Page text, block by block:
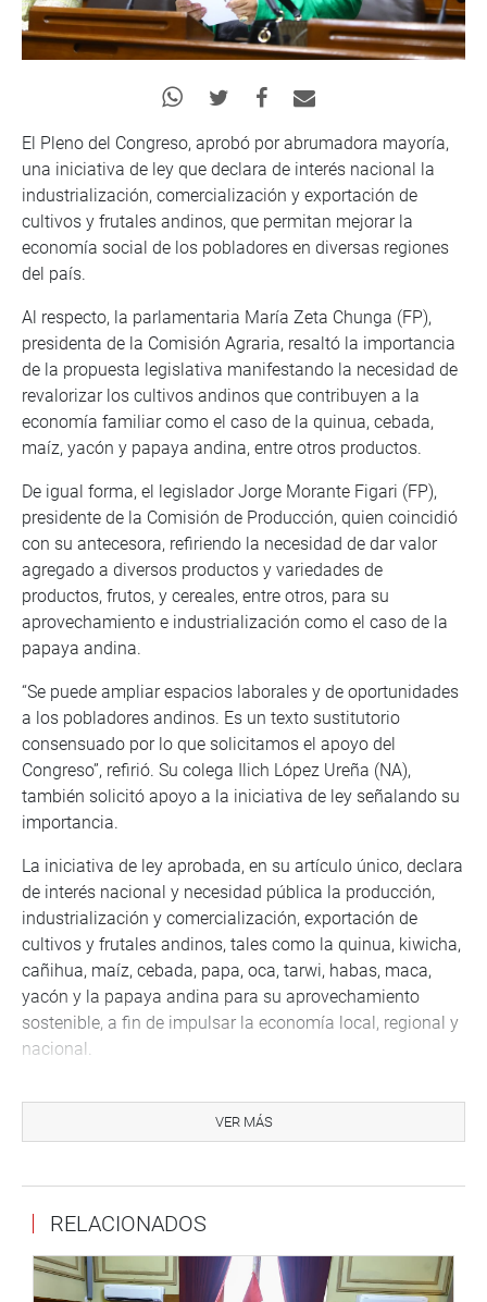
El Pleno del Congreso, aprobó por abrumadora mayoría,
una iniciativa de ley que declara de interés nacional la
industrialización, comercialización y exportación de
cultivos y frutales andinos, que permitan mejorar la
economía social de los pobladores en diversas regiones
del país.
Al respecto, la parlamentaria María Zeta Chunga (FP),
presidenta de la Comisión Agraria, resaltó la importancia
de la propuesta legislativa manifestando la necesidad de
revalorizar los cultivos andinos que contribuyen a la
economía familiar como el caso de la quinua, cebada,
maíz, yacón y papaya andina, entre otros productos.
De igual forma, el legislador Jorge Morante Figari (FP),
presidente de la Comisión de Producción, quien coincidió
con su antecesora, refiriendo la necesidad de dar valor
agregado a diversos productos y variedades de
productos, frutos, y cereales, entre otros, para su
aprovechamiento e industrialización como el caso de la
papaya andina.
“Se puede ampliar espacios laborales y de oportunidades
a los pobladores andinos. Es un texto sustitutorio
consensuado por lo que solicitamos el apoyo del
Congreso”, refirió. Su colega Ilich López Ureña (NA),
también solicitó apoyo a la iniciativa de ley señalando su
importancia.
La iniciativa de ley aprobada, en su artículo único, declara
de interés nacional y necesidad pública la producción,
industrialización y comercialización, exportación de
cultivos y frutales andinos, tales como la quinua, kiwicha,
cañihua, maíz, cebada, papa, oca, tarwi, habas, maca,
yacón y la papaya andina para su aprovechamiento
sostenible, a fin de impulsar la economía local, regional y
nacional.
aprobado por mayoría con 112 votos a favor, cero en
contra y 01 abstención.
OFICINA DE COMUNICACIONES E IMAGEN
INSTITUCIONAL
VER MÁS
RELACIONADOS